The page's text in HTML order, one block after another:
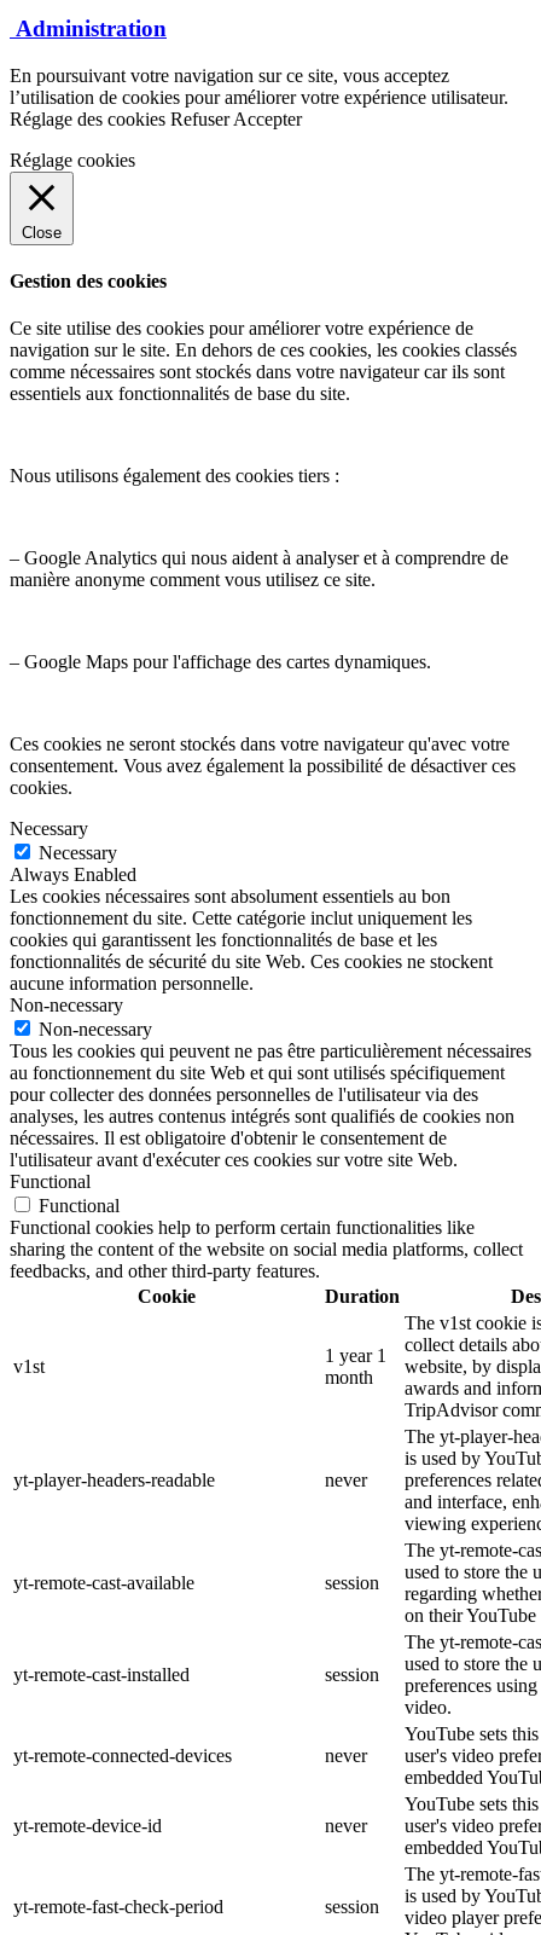
Administration
En poursuivant votre navigation sur ce site, vous acceptez
l’utilisation de cookies pour améliorer votre expérience utilisateur.
Réglage des cookies Refuser Accepter
Réglage cookies
Close
Gestion des cookies
Ce site utilise des cookies pour améliorer votre expérience de
navigation sur le site. En dehors de ces cookies, les cookies classés
comme nécessaires sont stockés dans votre navigateur car ils sont
essentiels aux fonctionnalités de base du site.
Nous utilisons également des cookies tiers :
– Google Analytics qui nous aident à analyser et à comprendre de
manière anonyme comment vous utilisez ce site.
– Google Maps pour l'affichage des cartes dynamiques.
Ces cookies ne seront stockés dans votre navigateur qu'avec votre
consentement. Vous avez également la possibilité de désactiver ces
cookies.
Necessary
Necessary
Always Enabled
Les cookies nécessaires sont absolument essentiels au bon
fonctionnement du site. Cette catégorie inclut uniquement les
cookies qui garantissent les fonctionnalités de base et les
fonctionnalités de sécurité du site Web. Ces cookies ne stockent
aucune information personnelle.
Non-necessary
Non-necessary
Tous les cookies qui peuvent ne pas être particulièrement nécessaires
au fonctionnement du site Web et qui sont utilisés spécifiquement
pour collecter des données personnelles de l'utilisateur via des
analyses, les autres contenus intégrés sont qualifiés de cookies non
nécessaires. Il est obligatoire d'obtenir le consentement de
l'utilisateur avant d'exécuter ces cookies sur votre site Web.
Functional
Functional
Functional cookies help to perform certain functionalities like
sharing the content of the website on social media platforms, collect
feedbacks, and other third-party features.
Cookie
Duration
v1st
1 year 1
month
The v1st cookie
collect details
website, by
awards and
TripAdvisor
yt-player-headers-readable never
The yt-player-
is used by
preferences
and interface,
viewing
yt-remote-cast-available session
The yt-remote-
used to store the
regarding
on their
yt-remote-cast-installed session
The yt-remote-
used to store the
preferences
video.
yt-remote-connected-devices never
YouTube sets
user's video
embedded
yt-remote-device-id never
YouTube sets
user's video
embedded
yt-remote-fast-check-period session
The yt-remote-
is used by
video player